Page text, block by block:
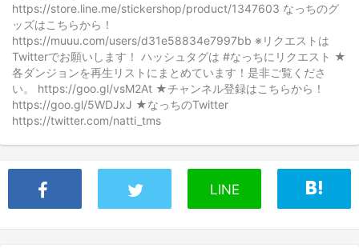
https://store.line.me/stickershop/product/1347603 なっちのグ
ッズはこちらから！
https://muuu.com/users/d31e58834e7997bb ※リクエストは
Twitterでお願いします！ ハッシュタグは #なっちにリクエスト ★
各ダンジョンを再生リストにまとめています！是非ご覧くださ
い。 https://goo.gl/vsM2At ★チャンネル登録はこちらから！
https://goo.gl/5WDJxJ ★なっちのTwitter
https://twitter.com/natti_tms
LINE